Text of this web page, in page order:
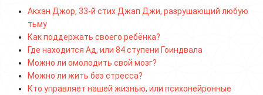
Акхан Джор, 33-й стих Джап Джи, разрушающий любую
тьму
Как поддержать своего ребёнка?
Где находится Ад, или 84 ступени Гоиндвала
Можно ли омолодить свой мозг?
Можно ли жить без стресса?
Кто управляет нашей жизнью, или психонейронные